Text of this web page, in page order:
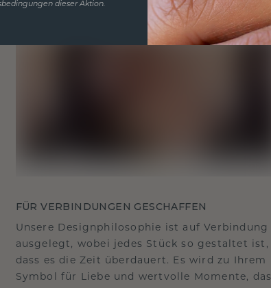
FÜR VERBINDUNGEN GESCHAFFEN
Unsere Designphilosophie ist auf Verbindung
ausgelegt, wobei jedes Stück so gestaltet ist,
dass es die Zeit überdauert. Es wird zu Ihrem
Symbol für Liebe und wertvolle Momente, das
dieser Aktion.